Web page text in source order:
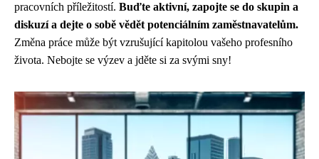
pracovních příležitostí. Buďte aktivní, zapojte se do skupin a
diskuzí a dejte o sobě vědět potenciálním zaměstnavatelům.
Změna práce může být vzrušující kapitolou vašeho profesního
života. Nebojte se výzev a jděte si za svými sny!